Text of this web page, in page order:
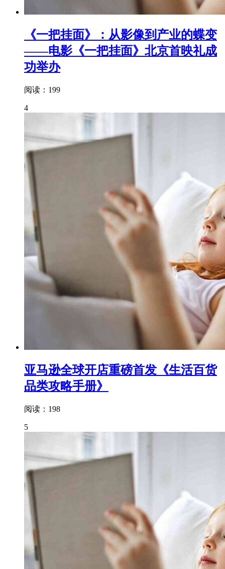
《一把挂面》：从影像到产业的蝶变
——电影《一把挂面》北京首映礼成
功举办
阅读：199
4
亚马逊全球开店重磅首发《生活百货
品类攻略手册》
阅读：198
5